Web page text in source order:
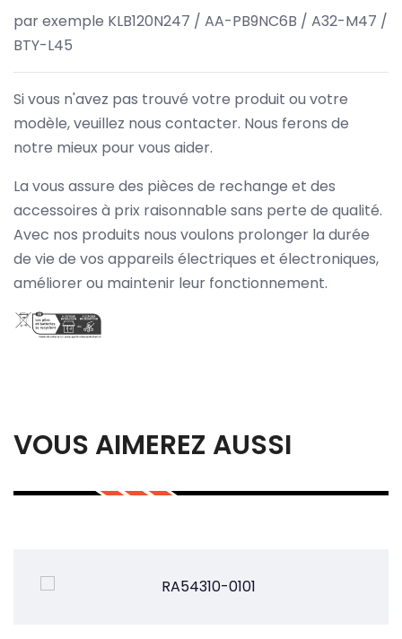
par exemple KLB120N247 / AA-PB9NC6B / A32-M47 /
BTY-L45
Si vous n'avez pas trouvé votre produit ou votre
modèle, veuillez nous contacter. Nous ferons de
notre mieux pour vous aider.
La vous assure des pièces de rechange et des
accessoires à prix raisonnable sans perte de qualité.
Avec nos produits nous voulons prolonger la durée
de vie de vos appareils électriques et électroniques,
améliorer ou maintenir leur fonctionnement.
VOUS AIMEREZ AUSSI